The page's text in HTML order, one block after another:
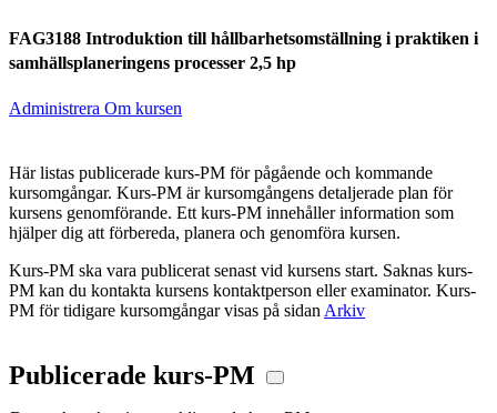
FAG3188 Introduktion till hållbarhetsomställning i praktiken i
samhällsplaneringens processer 2,5 hp
Administrera Om kursen
Här listas publicerade kurs-PM för pågående och kommande
kursomgångar. Kurs-PM är kursomgångens detaljerade plan för
kursens genomförande. Ett kurs-PM innehåller information som
hjälper dig att förbereda, planera och genomföra kursen.
Kurs-PM ska vara publicerat senast vid kursens start. Saknas kurs-
PM kan du kontakta kursens kontaktperson eller examinator. Kurs-
PM för tidigare kursomgångar visas på sidan Arkiv
Publicerade kurs-PM